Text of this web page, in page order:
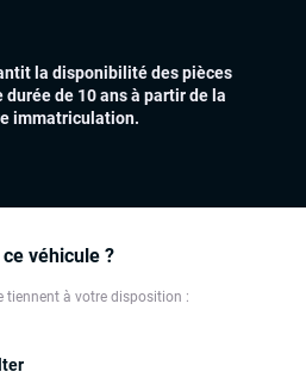
véhicule ?
tiennent à votre disposition :
et arrière
digital)
la disponibilité des pièces
de 10 ans à partir de la
immatriculation.